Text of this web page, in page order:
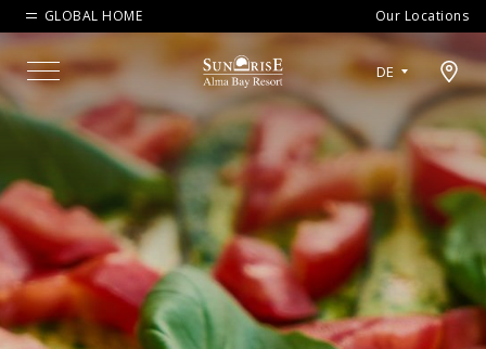
GLOBAL HOME Our Locations
Menu
DE
Open map modal